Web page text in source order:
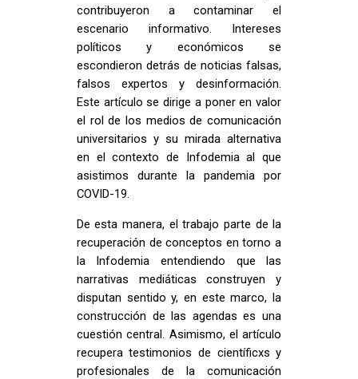
contribuyeron a contaminar el
escenario informativo. Intereses
políticos y económicos se
escondieron detrás de noticias falsas,
falsos expertos y desinformación.
Este artículo se dirige a poner en valor
el rol de los medios de comunicación
universitarios y su mirada alternativa
en el contexto de Infodemia al que
asistimos durante la pandemia por
COVID-19.
De esta manera, el trabajo parte de la
recuperación de conceptos en torno a
la Infodemia entendiendo que las
narrativas mediáticas construyen y
disputan sentido y, en este marco, la
construcción de las agendas es una
cuestión central. Asimismo, el artículo
recupera testimonios de científicxs y
profesionales de la comunicación